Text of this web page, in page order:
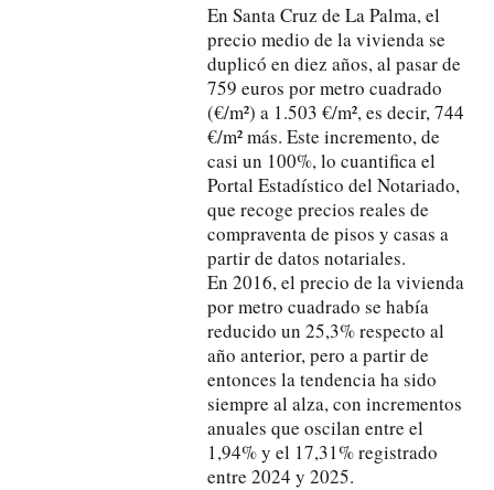
En Santa Cruz de La Palma, el
precio medio de la vivienda se
duplicó en diez años, al pasar de
759 euros por metro cuadrado
(€/m²) a 1.503 €/m², es decir, 744
€/m² más. Este incremento, de
casi un 100%, lo cuantifica el
Portal Estadístico del Notariado,
que recoge precios reales de
compraventa de pisos y casas a
partir de datos notariales.
En 2016, el precio de la vivienda
por metro cuadrado se había
reducido un 25,3% respecto al
año anterior, pero a partir de
entonces la tendencia ha sido
siempre al alza, con incrementos
anuales que oscilan entre el
1,94% y el 17,31% registrado
entre 2024 y 2025.